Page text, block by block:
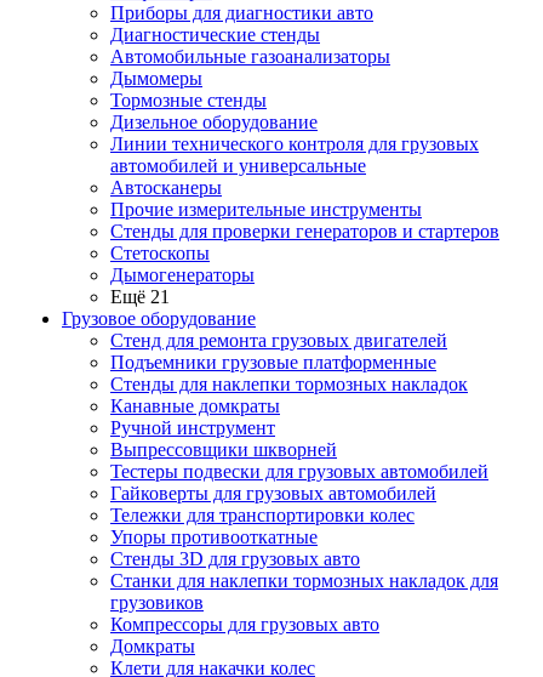
Приборы для диагностики авто
Диагностические стенды
Автомобильные газоанализаторы
Дымомеры
Тормозные стенды
Дизельное оборудование
Линии технического контроля для грузовых
автомобилей и универсальные
Автосканеры
Прочие измерительные инструменты
Стенды для проверки генераторов и стартеров
Стетоскопы
Дымогенераторы
Ещё 21
Грузовое оборудование
Стенд для ремонта грузовых двигателей
Подъемники грузовые платформенные
Стенды для наклепки тормозных накладок
Канавные домкраты
Ручной инструмент
Выпрессовщики шкворней
Тестеры подвески для грузовых автомобилей
Гайковерты для грузовых автомобилей
Тележки для транспортировки колес
Упоры противооткатные
Стенды 3D для грузовых авто
Станки для наклепки тормозных накладок для
грузовиков
Компрессоры для грузовых авто
Домкраты
Клети для накачки колес